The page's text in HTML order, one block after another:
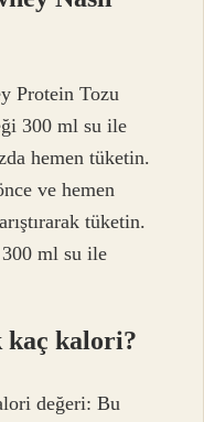
Protein Tozu
300 ml su ile
hemen tüketin.
ve hemen
tüketin.
300 ml su ile
kaç kalori?
değeri: Bu